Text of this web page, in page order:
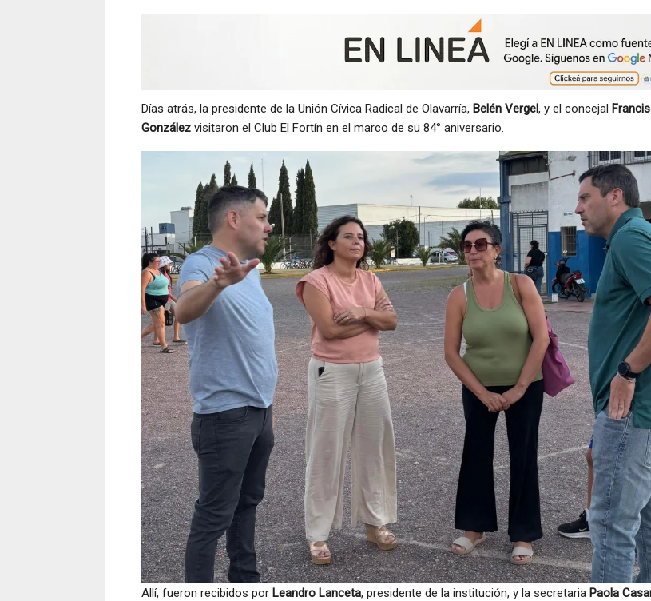
Días atrás, la presidente de la Unión Cívica Radical de Olavarría, Belén Vergel, y el concejal
González visitaron el Club El Fortín en el marco de su 84° aniversario.
Allí, fueron recibidos por Leandro Lanceta, presidente de la institución, y la secretaria Paola